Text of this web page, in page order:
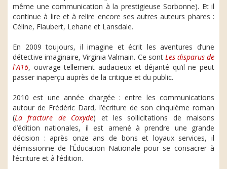
même une communication à la prestigieuse Sorbonne). Et il
continue à lire et à relire encore ses autres auteurs phares :
Céline, Flaubert, Lehane et Lansdale.
En 2009 toujours, il imagine et écrit les aventures d’une
détective imaginaire, Virginia Valmain. Ce sont Les disparus de
l'A16, ouvrage tellement audacieux et déjanté qu’il ne peut
passer inaperçu auprès de la critique et du public.
2010 est une année chargée : entre les communications
autour de Frédéric Dard, l’écriture de son cinquième roman
(La fracture de Coxyde) et les sollicitations de maisons
d’édition nationales, il est amené à prendre une grande
décision : après onze ans de bons et loyaux services, il
démissionne de l’Éducation Nationale pour se consacrer à
l’écriture et à l’édition.